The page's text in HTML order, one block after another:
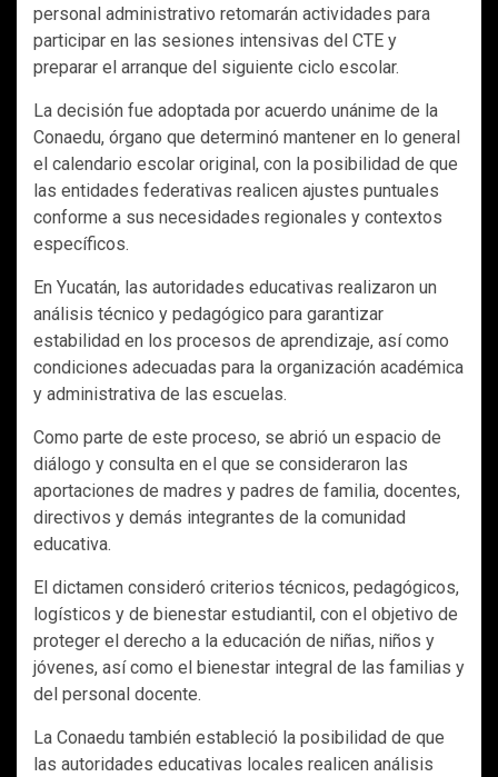
personal administrativo retomarán actividades para
participar en las sesiones intensivas del CTE y
preparar el arranque del siguiente ciclo escolar.
La decisión fue adoptada por acuerdo unánime de la
Conaedu, órgano que determinó mantener en lo general
el calendario escolar original, con la posibilidad de que
las entidades federativas realicen ajustes puntuales
conforme a sus necesidades regionales y contextos
específicos.
En Yucatán, las autoridades educativas realizaron un
análisis técnico y pedagógico para garantizar
estabilidad en los procesos de aprendizaje, así como
condiciones adecuadas para la organización académica
y administrativa de las escuelas.
Como parte de este proceso, se abrió un espacio de
diálogo y consulta en el que se consideraron las
aportaciones de madres y padres de familia, docentes,
directivos y demás integrantes de la comunidad
educativa.
El dictamen consideró criterios técnicos, pedagógicos,
logísticos y de bienestar estudiantil, con el objetivo de
proteger el derecho a la educación de niñas, niños y
jóvenes, así como el bienestar integral de las familias y
del personal docente.
La Conaedu también estableció la posibilidad de que
las autoridades educativas locales realicen análisis